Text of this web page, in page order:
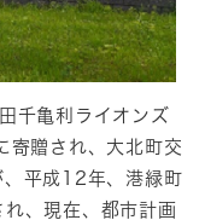
千亀利ライオンズ
寄贈され、大北町交
、平成12年、港緑町
、現在、都市計画